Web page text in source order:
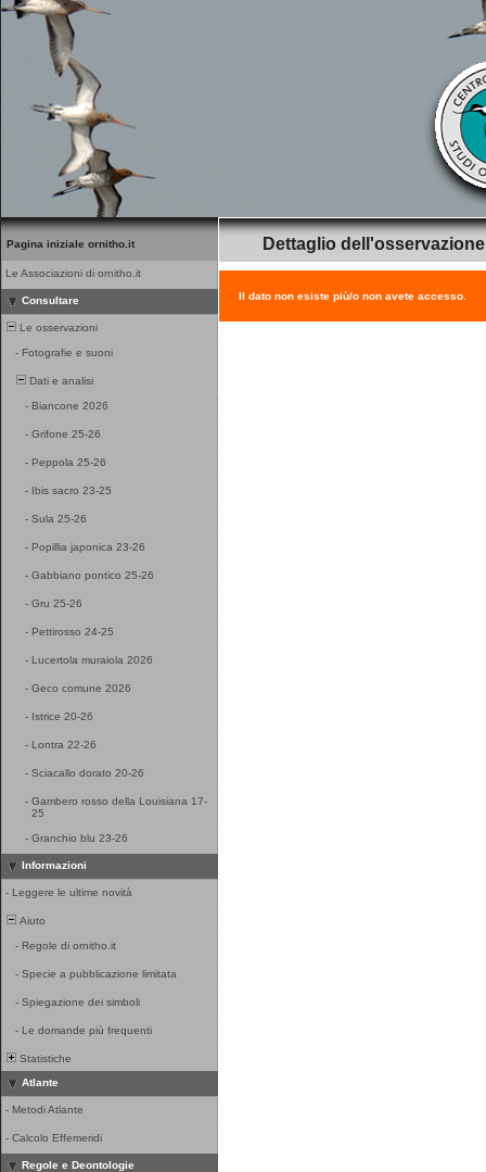
Pagina iniziale ornitho.it
Le Associazioni di ornitho.it
Consultare
Le osservazioni
- Fotografie e suoni
Dati e analisi
- Biancone 2026
- Grifone 25-26
- Peppola 25-26
- Ibis sacro 23-25
- Sula 25-26
- Popillia japonica 23-26
- Gabbiano pontico 25-26
- Gru 25-26
- Pettirosso 24-25
- Lucertola muraiola 2026
- Geco comune 2026
- Istrice 20-26
- Lontra 22-26
- Sciacallo dorato 20-26
- Gambero rosso della Louisiana 17-
25
- Granchio blu 23-26
Informazioni
- Leggere le ultime novità
Aiuto
- Regole di ornitho.it
- Specie a pubblicazione limitata
- Spiegazione dei simboli
- Le domande più frequenti
Statistiche
Atlante
- Metodi Atlante
- Calcolo Effemeridi
Regole e Deontologie
Dettaglio dell'osservazione
Il dato non esiste più/o non avete accesso.